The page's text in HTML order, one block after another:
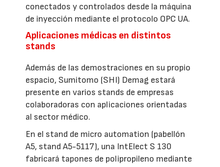
conectados y controlados desde la máquina
de inyección mediante el protocolo OPC UA.
Aplicaciones médicas en distintos
stands
Además de las demostraciones en su propio
espacio, Sumitomo (SHI) Demag estará
presente en varios stands de empresas
colaboradoras con aplicaciones orientadas
al sector médico.
En el stand de micro automation (pabellón
A5, stand A5-5117), una IntElect S 130
fabricará tapones de polipropileno mediante